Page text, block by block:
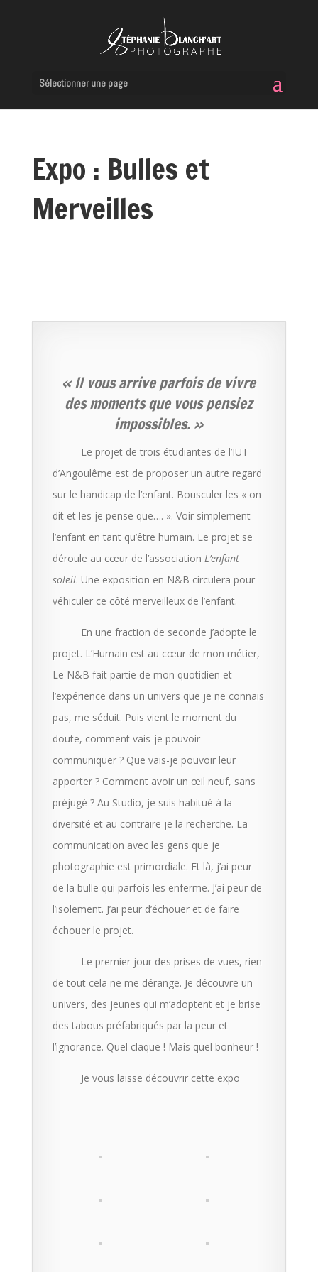
Sélectionner une page
Expo : Bulles et
Merveilles
« Il vous arrive parfois de vivre
des moments que vous pensiez
impossibles. »
Le projet de trois étudiantes de l’IUT
d’Angoulême est de proposer un autre regard
sur le handicap de l’enfant. Bousculer les « on
dit et les je pense que…. ». Voir simplement
l’enfant en tant qu’être humain. Le projet se
déroule au cœur de l’association L’enfant
soleil. Une exposition en N&B circulera pour
véhiculer ce côté merveilleux de l’enfant.
En une fraction de seconde j’adopte le
projet. L’Humain est au cœur de mon métier,
Le N&B fait partie de mon quotidien et
l’expérience dans un univers que je ne connais
pas, me séduit. Puis vient le moment du
doute, comment vais-je pouvoir
communiquer ? Que vais-je pouvoir leur
apporter ? Comment avoir un œil neuf, sans
préjugé ? Au Studio, je suis habitué à la
diversité et au contraire je la recherche. La
communication avec les gens que je
photographie est primordiale. Et là, j’ai peur
de la bulle qui parfois les enferme. J’ai peur de
l’isolement. J’ai peur d’échouer et de faire
échouer le projet.
Le premier jour des prises de vues, rien
de tout cela ne me dérange. Je découvre un
univers, des jeunes qui m’adoptent et je brise
des tabous préfabriqués par la peur et
l’ignorance. Quel claque ! Mais quel bonheur !
Je vous laisse découvrir cette expo